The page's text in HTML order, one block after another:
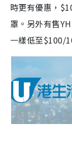
時更有優惠，
罩。另外有售
一樣低至$100/